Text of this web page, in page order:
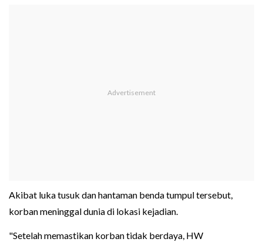
Akibat luka tusuk dan hantaman benda tumpul tersebut,
korban meninggal dunia di lokasi kejadian.
"Setelah memastikan korban tidak berdaya, HW